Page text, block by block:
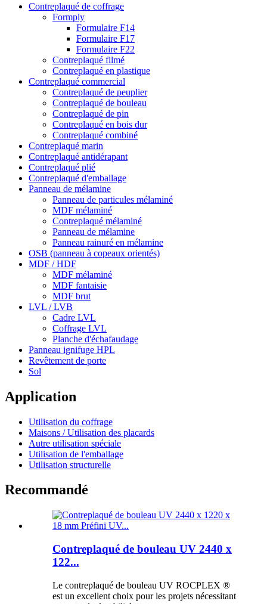
Contreplaqué de coffrage
Formply
Formulaire F14
Formulaire F17
Formulaire F22
Contreplaqué filmé
Contreplaqué en plastique
Contreplaqué commercial
Contreplaqué de peuplier
Contreplaqué de bouleau
Contreplaqué de pin
Contreplaqué en bois dur
Contreplaqué combiné
Contreplaqué marin
Contreplaqué antidérapant
Contreplaqué plié
Contreplaqué d'emballage
Panneau de mélamine
Panneau de particules mélaminé
MDF mélaminé
Contreplaqué mélaminé
Panneau de mélamine
Panneau rainuré en mélamine
OSB (panneau à copeaux orientés)
MDF / HDF
MDF mélaminé
MDF fantaisie
MDF brut
LVL / LVB
Cadre LVL
Coffrage LVL
Planche d'échafaudage
Panneau ignifuge HPL
Revêtement de porte
Sol
Application
Utilisation du coffrage
Maisons / Utilisation des placards
Autre utilisation spéciale
Utilisation de l'emballage
Utilisation structurelle
Recommandé
Contreplaqué de bouleau UV 2440 x
122...
Le contreplaqué de bouleau UV ROCPLEX ®
est un excellent choix pour les projets nécessitant